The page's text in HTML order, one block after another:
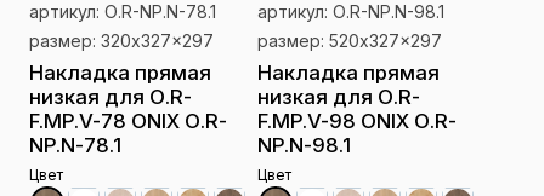
артикул: О.R-NP.N-78.1
размер: 320x327x297
Накладка прямая
низкая для О.R-
F.MP.V-78 ONIX О.R-
NP.N-78.1
Цвет
артикул: О.R-NP.N-98.1
размер: 520x327x297
Накладка прямая
низкая для О.R-
F.MP.V-98 ONIX О.R-
NP.N-98.1
Цвет